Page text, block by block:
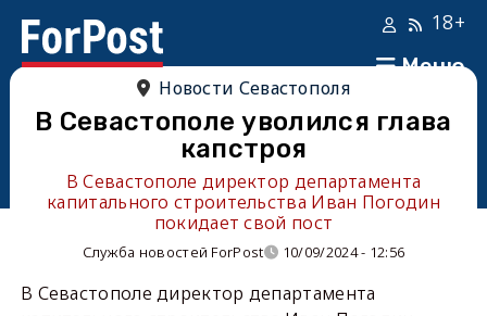
Меню
18+
Новости Севастополя
В Севастополе уволился глава
капстроя
В Севастополе директор департамента
капитального строительства Иван Погодин
покидает свой пост
Служба новостей ForPost 10/09/2024 - 12:56
В Севастополе директор департамента